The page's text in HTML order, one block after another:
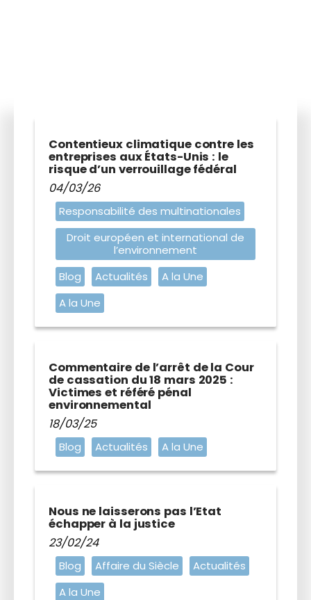
Contentieux climatique contre les
entreprises aux États-Unis : le
risque d’un verrouillage fédéral
04/03/26
Responsabilité des multinationales
Droit européen et international de
l’environnement
Blog
Actualités
A la Une
A la Une
Commentaire de l’arrêt de la Cour
de cassation du 18 mars 2025 :
Victimes et référé pénal
environnemental
18/03/25
Blog Actualités A la Une
Nous ne laisserons pas l’Etat
échapper à la justice
23/02/24
Blog Affaire du Siècle
Actualités
A la Une